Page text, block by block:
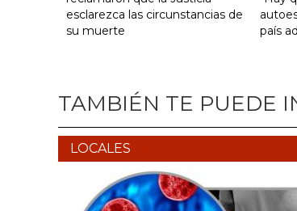
esclarezca las circunstancias de
su muerte
país
TAMBIÉN TE PUEDE
LOCALES